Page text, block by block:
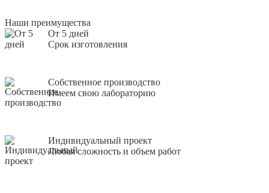
Наши преимущества
От 5 дней
Срок изготовления
Собственное производство
Имеем свою лабораторию
Индивидуальный проект
Любая сложность и объем работ